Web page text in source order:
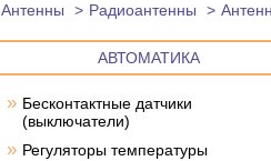
Антенны Радиоантенны
АВТОМАТИКА
» Бесконтактные датчики
(выключатели)
» Регуляторы температуры